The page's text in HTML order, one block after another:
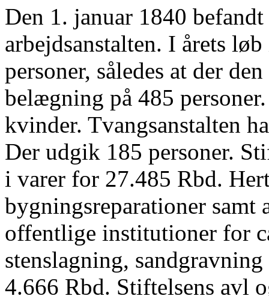
Den 1. januar 1840
arbejdsanstalten. I årets
personer, således at der
belægning på 485
kvinder. Tvangsanstalten
Der udgik 185 personer.
i varer for 27.485 Rbd.
bygningsreparationer
offentlige institutioner for
stenslagning,
4.666 Rbd. Stiftelsens avl